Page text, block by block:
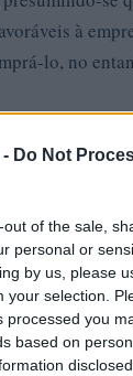
- Do Not
out of the sale,
personal or
by us, please
your selection.
processed you
based on
​​à
lo, no
do
preço. O
fazer um no
outro no
Se você
de perto.
outras penny